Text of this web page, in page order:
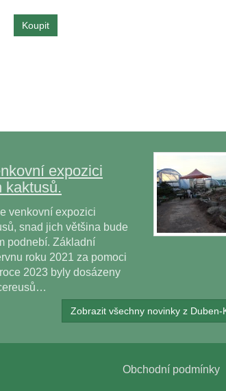
expozici
kaktusů.
venkovní expozici
snad jich většina bude
podnebí. Základní
roku 2021 za pomoci
2023 byly dosázeny
Zobrazit všechny novinky z Duben-
Obchodní podmínky